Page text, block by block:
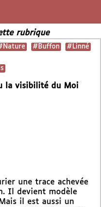
rubrique
#Buffon
#Linné
la visibilité du Moi
une trace achevée
Il devient modèle
il est aussi un